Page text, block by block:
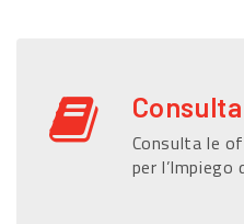
Consulta le
per l’Impiego